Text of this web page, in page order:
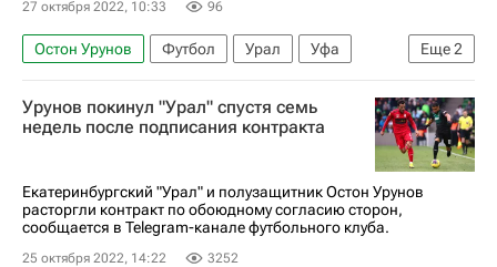
27 октября 2022, 10:33 96
Еще2
Остон Урунов Футбол Урал
Уфа
Шамиль Газизов
Трансферы в РПЛ
Урунов покинул "Урал" спустя семь
недель после подписания контракта
Екатеринбургский "Урал" и полузащитник Остон Урунов
расторгли контракт по обоюдному согласию сторон,
сообщается в Telegram-канале футбольного клуба.
25 октября 2022, 14:22 3252